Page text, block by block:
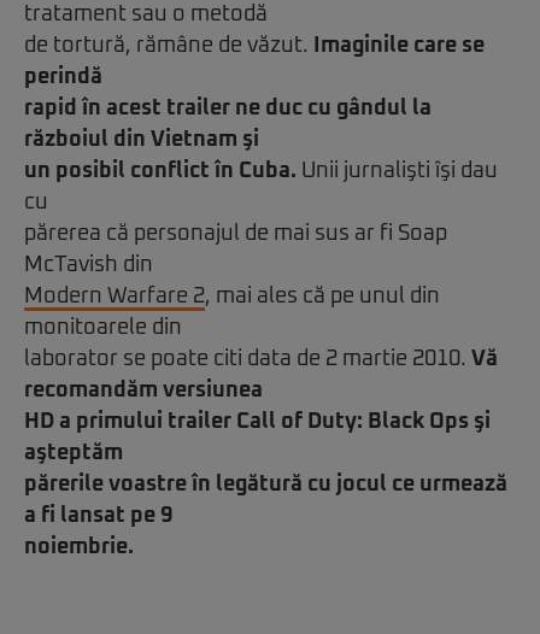
tratament sau o metodă
de tortură, rămâne de văzut.
Imaginile care se
perindă
rapid în acest trailer ne duc cu gândul la
războiul din Vietnam şi
un posibil conflict în Cuba. Unii jurnalişti îşi dau
cu
părerea că personajul de mai sus ar fi Soap
McTavish din
Modern Warfare 2, mai ales că pe unul din
monitoarele din
laborator se poate citi data de 2 martie 2010. Vă
recomandăm versiunea
HD a primului trailer Call of Duty: Black Ops şi
aşteptăm
părerile voastre în legătură cu jocul ce urmează
a fi lansat pe 9
noiembrie.